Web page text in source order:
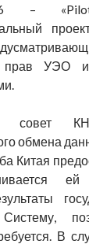
6 –
прав УЭО и
совет
обмена
Китая
ей с
В